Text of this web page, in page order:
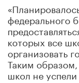
федерального
которых все
организовать
Таким
школ не успели